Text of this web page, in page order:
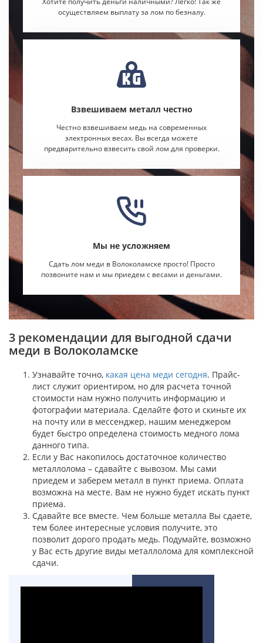
осуществляем выплату за лом по безналу.
Взвешиваем металл честно
Честно взвешиваем медь на современных
электронных весах. Вы всегда можете
предварительно взвесить свой лом для проверки.
Мы не усложняем
Сдать лом меди в Волоколамске просто! Просто
позвоните нам и мы приедем с весами и деньгами.
3 рекомендации для выгодной сдачи
меди в Волоколамске
Узнавайте точно, какая цена меди сегодня. Прайс-
лист служит ориентиром, но для расчета точной
стоимости нам нужно получить информацию и
фотографии материала. Сделайте фото и скиньте их
на почту или в мессенджер, нашим менеджером
будет быстро определена стоимость медного лома
данного типа.
Если у Вас накопилось достаточное количество
металлолома – сдавайте с вывозом. Мы сами
приедем и заберем металл в пункт приема. Оплата
возможна на месте. Вам не нужно будет искать пункт
приема.
Сдавайте все вместе. Чем больше металла Вы сдаете,
тем более интересные условия получите, это
позволит дорого продать медь. Подумайте, возможно
у Вас есть другие виды металлолома для комплексной
сдачи.